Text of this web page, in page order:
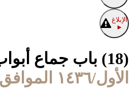
الإبلاغ
►
(18) باب جماع أبواب ذكر الأسماء التي تتبع نفي التشبيه عن الله تعالى قوله " ومنها العزيز.."
الأول/١٤٣٦ الموافق ٢٧/ديسمبر/٢٠١٤